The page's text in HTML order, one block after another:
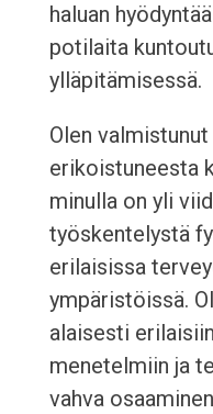
haluan
potilaita
ylläpitämisessä.
Olen
erikoistuneesta
minulla on yli
työskentelystä
erilaisissa
ympäristöissä.
alaisesti
menetelmiin ja
vahva